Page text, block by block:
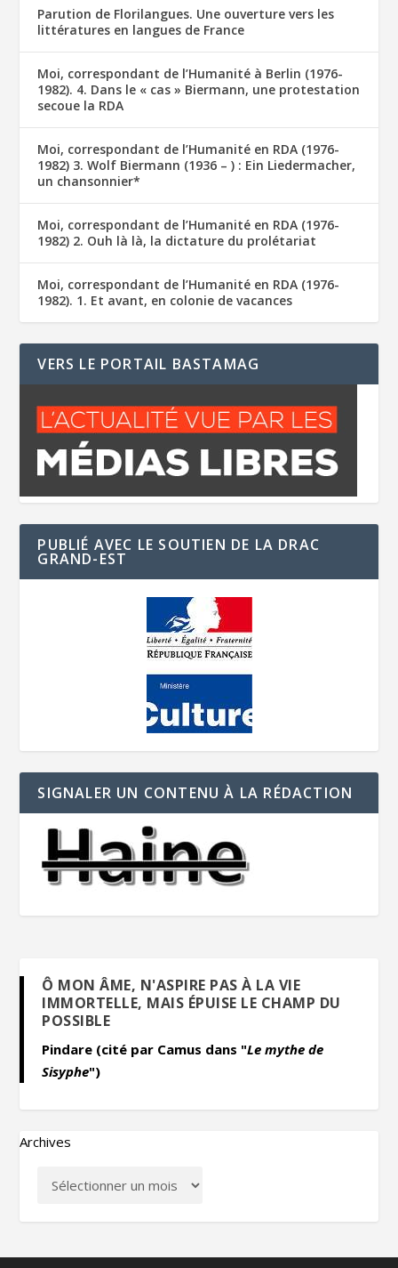
Parution de Florilangues. Une ouverture vers les
littératures en langues de France
Moi, correspondant de l’Humanité à Berlin (1976-
1982). 4. Dans le « cas » Biermann, une protestation
secoue la RDA
Moi, correspondant de l’Humanité en RDA (1976-
1982) 3. Wolf Biermann (1936 – ) : Ein Liedermacher,
un chansonnier*
Moi, correspondant de l’Humanité en RDA (1976-
1982) 2. Ouh là là, la dictature du prolétariat
Moi, correspondant de l’Humanité en RDA (1976-
1982). 1. Et avant, en colonie de vacances
VERS LE PORTAIL BASTAMAG
PUBLIÉ AVEC LE SOUTIEN DE LA DRAC
GRAND-EST
SIGNALER UN CONTENU À LA RÉDACTION
Ô MON ÂME, N'ASPIRE PAS À LA VIE
IMMORTELLE, MAIS ÉPUISE LE CHAMP DU
POSSIBLE
Pindare (cité par Camus dans "Le mythe de
Sisyphe")
Archives